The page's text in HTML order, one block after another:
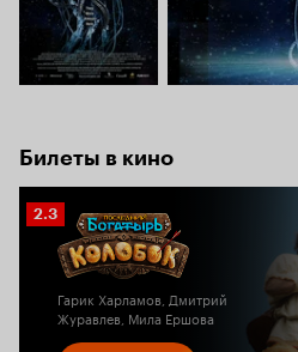
Билеты в кино
Рейтинг
Кинопоиска
2.3
Гарик Харламов, Дмитрий
Журавлев, Мила Ершова